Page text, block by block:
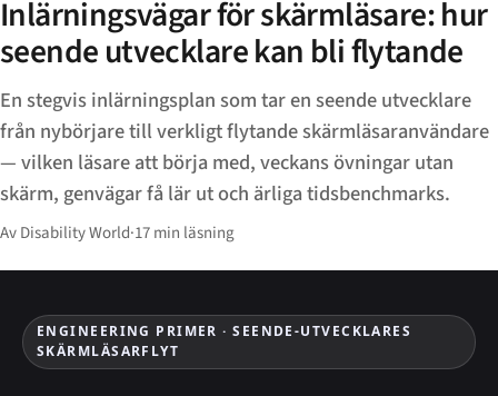
Inlärningsvägar för skärmläsare: hur
seende utvecklare kan bli flytande
En stegvis inlärningsplan som tar en seende utvecklare
från nybörjare till verkligt flytande skärmläsaranvändare
— vilken läsare att börja med, veckans övningar utan
skärm, genvägar få lär ut och ärliga tidsbenchmarks.
Av Disability World·17 min läsning
ENGINEERING PRIMER · SEENDE-UTVECKLARES
SKÄRMLÄSARFLYT